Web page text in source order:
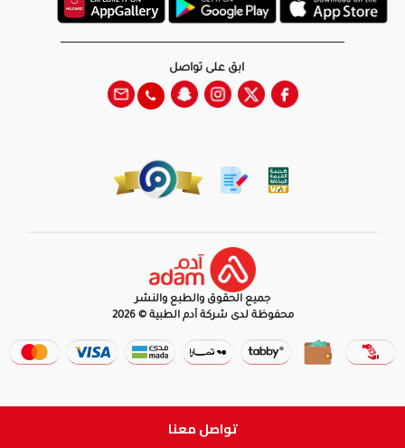
تواصل معنا
ابق على تواصل
جميع الحقوق والطبع والنشر
محفوظة لدى شركة آدم الطبية © 2026